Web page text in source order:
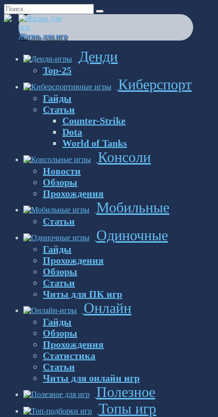
Перейти
к
содержанию
Search
for:
Жизнь для игр
Денди
Top-25
Киберспорт
Гайды
Статьи
Counter-Strike
Dota
World of Tanks
Консоли
Новости
Обзоры
Прохождения
Мобильные
Статьи
Одиночные
Гайды
Прохождения
Обзоры
Статьи
Читы для ПК игр
Онлайн
Гайды
Обзоры
Прохождения
Статистика
Статьи
Читы для онлайн игр
Полезное
Топы игр